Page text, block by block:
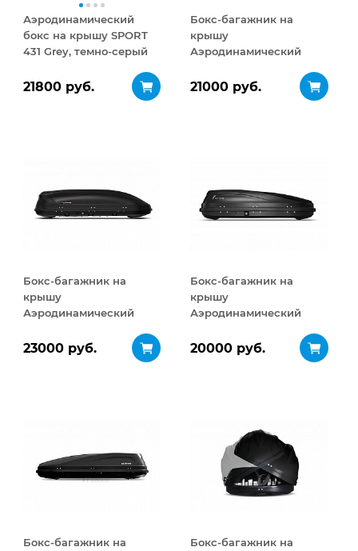
Аэродинамический
бокс на крышу SPORT
431 Grey, темно-серый
21800 руб.
Бокс-багажник на
крышу
Аэродинамический
21000 руб.
Бокс-багажник на
крышу
Аэродинамический
ДВУСТОРОННЕЕ
23000 руб.
Бокс-багажник на
крышу
Аэродинамический
ДВУСТОРОННЕЕ
20000 руб.
Бокс-багажник на
Бокс-багажник на